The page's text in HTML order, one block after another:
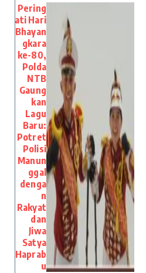
Pering
ati Hari
Bhayan
gkara
ke-80,
Polda
NTB
Gaung
kan
Lagu
Baru:
Potret
Polisi
Manun
ggal
denga
n
Rakyat
dan
Jiwa
Satya
Haprab
u